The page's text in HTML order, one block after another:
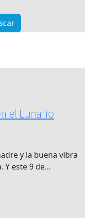
el Lunario
y la buena vibra
Y este 9 de…